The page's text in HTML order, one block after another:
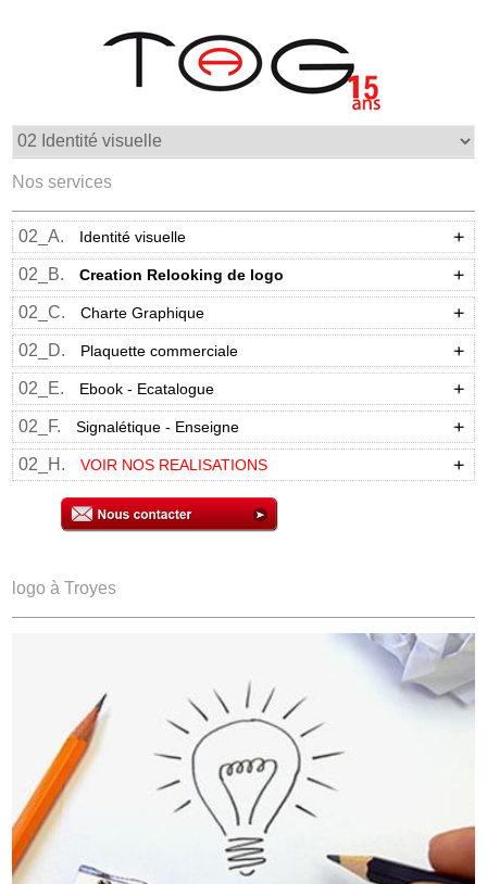
Nos services
02_A. Identité visuelle
02_B. Creation Relooking de logo
02_C. Charte Graphique
02_D. Plaquette commerciale
02_E. Ebook - Ecatalogue
02_F. Signalétique - Enseigne
02_H. VOIR NOS REALISATIONS
logo à Troyes